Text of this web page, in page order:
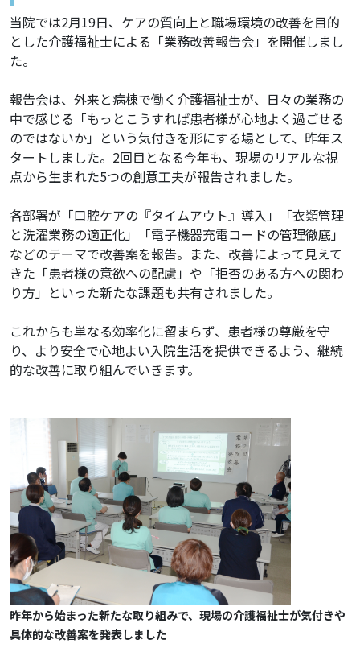
当院では2月19日、ケアの質向上と職場環境の改善を目的
とした介護福祉士による「業務改善報告会」を開催しまし
た。
報告会は、外来と病棟で働く介護福祉士が、日々の業務の
中で感じる「もっとこうすれば患者様が心地よく過ごせる
のではないか」という気付きを形にする場として、昨年ス
タートしました。2回目となる今年も、現場のリアルな視
点から生まれた5つの創意工夫が報告されました。
各部署が「口腔ケアの『タイムアウト』導入」「衣類管理
と洗濯業務の適正化」「電子機器充電コードの管理徹底」
などのテーマで改善案を報告。また、改善によって見えて
きた「患者様の意欲への配慮」や「拒否のある方への関わ
り方」といった新たな課題も共有されました。
これからも単なる効率化に留まらず、患者様の尊厳を守
り、より安全で心地よい入院生活を提供できるよう、継続
的な改善に取り組んでいきます。
昨年から始まった新たな取り組みで、現場の介護福祉士が気付きや
具体的な改善案を発表しました